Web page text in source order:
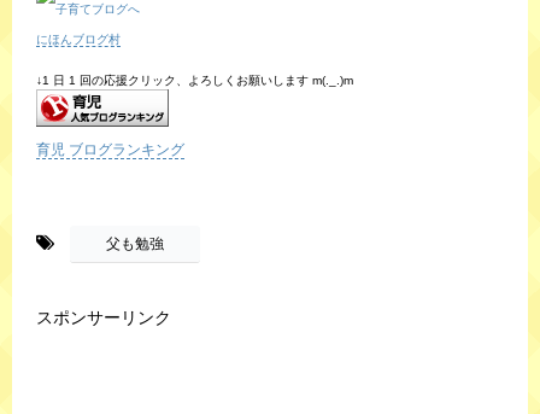
にほんブログ村
↓1 日 1 回の応援クリック、よろしくお願いします m(._.)m
育児 ブログランキング
父も勉強
スポンサーリンク